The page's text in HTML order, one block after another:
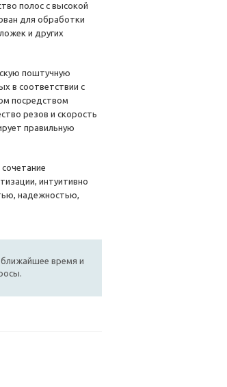
полос с высокой
для обработки
и других
поштучную
в соответствии с
посредством
резов и скорость
правильную
интуитивно
надежностью,
время и